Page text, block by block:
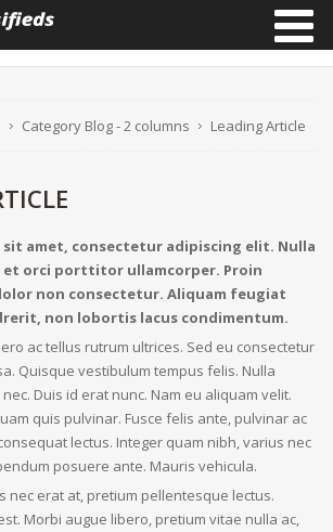
Category Blog - 2 columns Leading Article
sit amet, consectetur adipiscing elit. Nulla
et orci porttitor ullamcorper. Proin
non consectetur. Aliquam feugiat
non lobortis lacus condimentum.
ac tellus rutrum ultrices. Sed eu consectetur
Quisque vestibulum tempus felis. Nulla
Duis id erat nunc. Nam eu aliquam velit.
quis pulvinar. Fusce felis ante, pulvinar ac
lectus. Integer quam nibh, varius nec
posuere ante. Mauris vehicula.
nec erat at, pretium pellentesque lectus.
Morbi augue libero, pretium vitae nulla ac,